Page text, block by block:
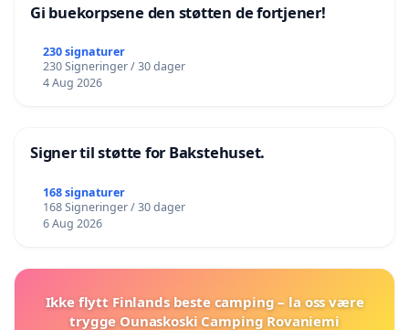
Gi buekorpsene den støtten de fortjener!
230 signaturer
230 Signeringer / 30 dager
4 Aug 2026
Signer til støtte for Bakstehuset.
168 signaturer
168 Signeringer / 30 dager
6 Aug 2026
Ikke flytt Finlands beste camping – la oss være
trygge Ounaskoski Camping Rovaniemi